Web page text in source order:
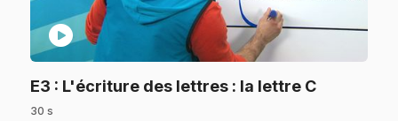
play_circle
E3 : L'écriture des lettres : la lettre C.
30 s